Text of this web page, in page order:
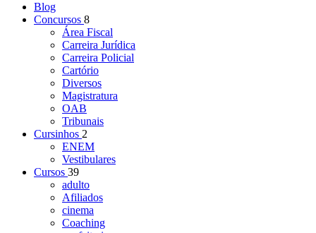
Blog
Concursos 8
Área Fiscal
Carreira Jurídica
Carreira Policial
Cartório
Diversos
Magistratura
OAB
Tribunais
Cursinhos 2
ENEM
Vestibulares
Cursos 39
adulto
Afiliados
cinema
Coaching